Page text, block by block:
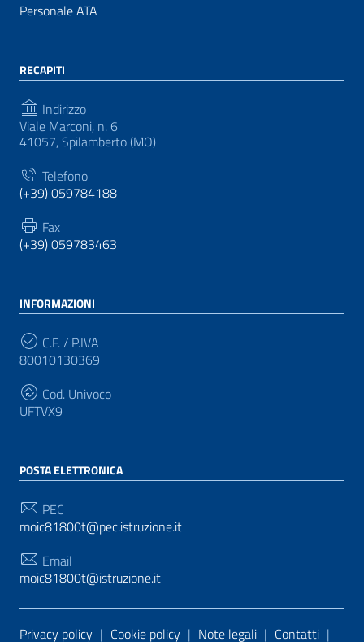
Personale ATA
RECAPITI
Indirizzo
Viale Marconi, n. 6
41057, Spilamberto (MO)
Telefono
(+39) 059784188
Fax
(+39) 059783463
INFORMAZIONI
C.F. / P.IVA
80010130369
Cod. Univoco
UFTVX9
POSTA ELETTRONICA
PEC
moic81800t@pec.istruzione.it
Email
moic81800t@istruzione.it
Sezione Link Utili
Privacy policy | Cookie policy | Note legali | Contatti |